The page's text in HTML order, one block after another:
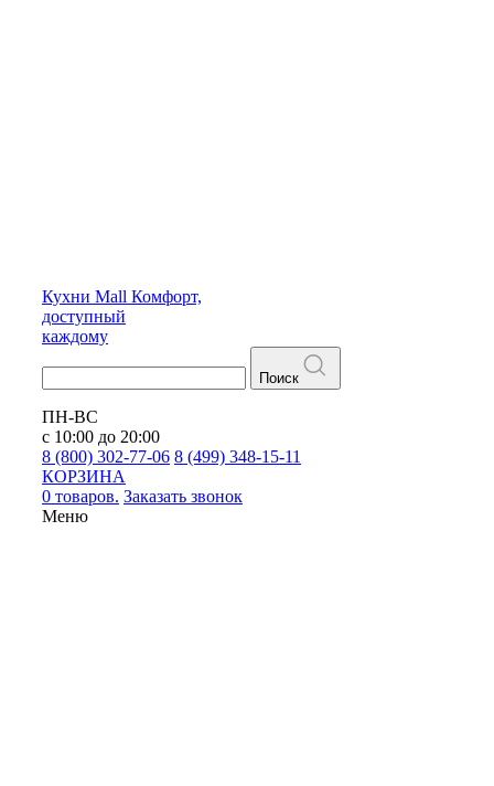
Кухни Mall Комфорт,
доступный
каждому
Поиск
ПН-ВС
с 10:00 до 20:00
8 (800) 302-77-06 8 (499) 348-15-11
КОРЗИНА
0 товаров. Заказать звонок
Меню